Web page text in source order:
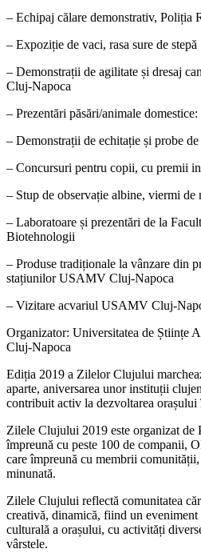
– Echipaj călare demonstrativ, Poliția
– Expoziție de vaci, rasa sure de stepă
– Demonstrații de agilitate și dresaj
Cluj-Napoca
– Prezentări păsări/animale
– Demonstrații de echitație și probe
– Concursuri pentru copii, cu premii
– Stup de observație albine, viermi de
– Laboratoare și prezentări de la
Biotehnologii
– Produse tradiționale la vânzare din
stațiunilor USAMV Cluj-Napoca
– Vizitare acvariul USAMV Cluj-
Organizator: Universitatea de Științe
Cluj-Napoca
Ediția 2019 a Zilelor Clujului
aparte, aniversarea unor instituții
contribuit activ la dezvoltarea
Zilele Clujului 2019 este organizat de
împreună cu peste 100 de companii,
care împreună cu membrii comunității,
minunată.
Zilele Clujului reflectă comunitatea
creativă, dinamică, fiind un
culturală a orașului, cu activități
vârstele.